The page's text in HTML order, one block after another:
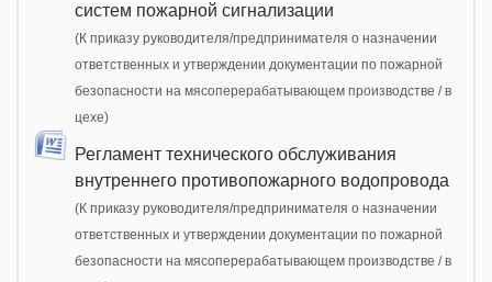
систем пожарной сигнализации
(К приказу руководителя/предпринимателя о назначении
ответственных и утверждении документации по пожарной
безопасности на мясоперерабатывающем производстве / в
цехе)
Регламент технического обслуживания
внутреннего противопожарного водопровода
(К приказу руководителя/предпринимателя о назначении
ответственных и утверждении документации по пожарной
безопасности на мясоперерабатывающем производстве / в